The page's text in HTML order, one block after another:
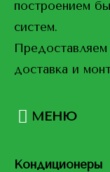
построением
систем.
доставка и
МЕНЮ
Кондиционеры